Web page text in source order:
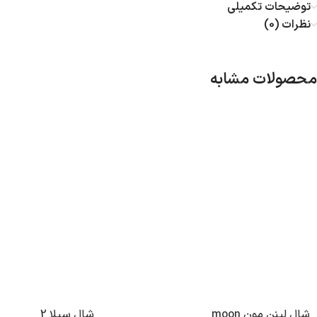
توضیحات تکمیلی
نظرات (0)
محصولات مشابه